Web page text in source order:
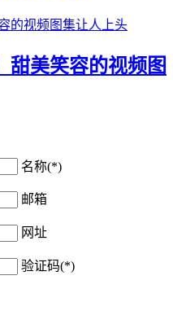
甜美笑容的视频图
名称(*)
邮箱
网址
验证码(*)